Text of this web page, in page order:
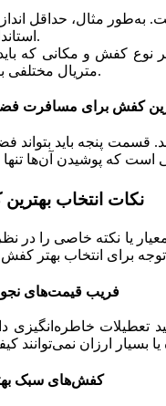
مثال، حداقل
استاندارد جهانی باید 1.5 سانتی‌متر باشد.
نوع کفش و مکانی که
متریال مختلفی برای پاشنه در نظر گرفته می‌شود.
کفش برای مسافرت
پنجه باید بتواند
نکات انتخاب
یا نکته خاصی را در
فریب قیمت‌های
خاطره‌انگیزی
کفش‌های سبک